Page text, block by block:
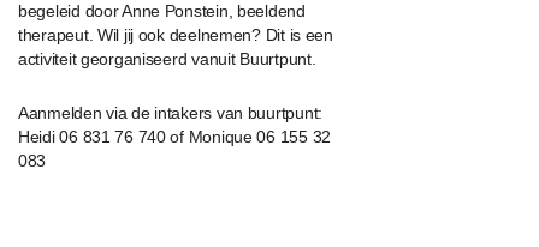
begeleid door Anne Ponstein, beeldend
therapeut. Wil jij ook deelnemen? Dit is een
activiteit georganiseerd vanuit Buurtpunt.
Aanmelden via de intakers van buurtpunt:
Heidi 06 831 76 740 of Monique 06 155 32
083